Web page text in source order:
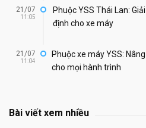
21/07
11:05
Phuộc YSS Thái Lan:
định cho xe máy
21/07
11:04
Phuộc xe máy YSS:
cho mọi hành trình
Bài viết xem nhiều